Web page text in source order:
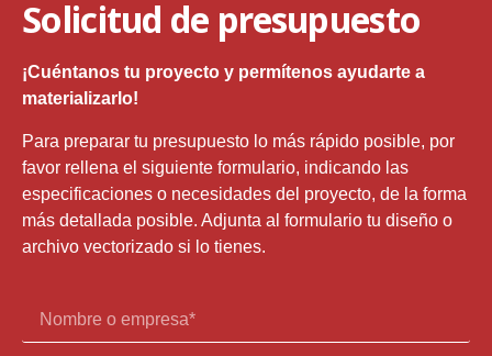
Solicitud de presupuesto
¡Cuéntanos tu proyecto y permítenos ayudarte a
materializarlo!
Para preparar tu presupuesto lo más rápido posible, por
favor rellena el siguiente formulario, indicando las
especificaciones o necesidades del proyecto, de la forma
más detallada posible. Adjunta al formulario tu diseño o
archivo vectorizado si lo tienes.